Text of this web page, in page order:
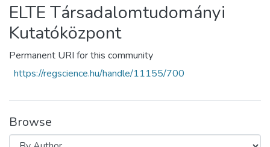
ELTE Társadalomtudományi
Kutatóközpont
Permanent URI for this community
https://regscience.hu/handle/11155/700
Browse